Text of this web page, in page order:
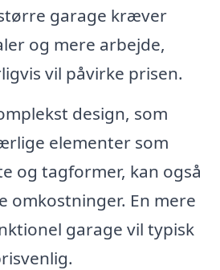
garage kræver
og mere arbejde,
vil påvirke prisen.
design, som
elementer som
og tagformer, kan også
omkostninger. En mere
garage vil typisk